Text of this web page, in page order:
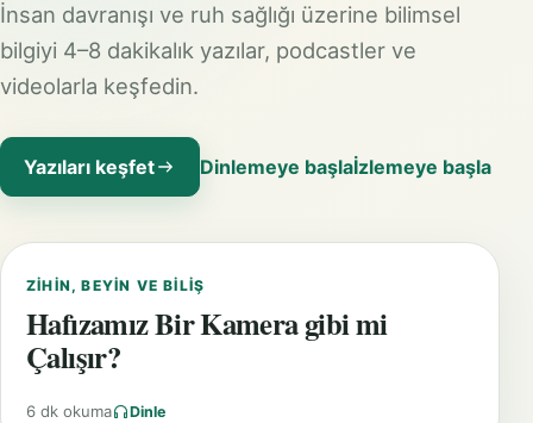
İnsan davranışı ve ruh sağlığı üzerine bilimsel
bilgiyi 4–8 dakikalık yazılar, podcastler ve
videolarla keşfedin.
Yazıları keşfet Dinlemeye başlaİzlemeye başla
ZIHIN, BEYIN VE BILIŞ
Hafızamız Bir Kamera gibi mi
Çalışır?
6 dk okuma Dinle